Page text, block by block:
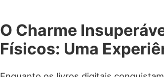
O Charme
Físicos: Uma